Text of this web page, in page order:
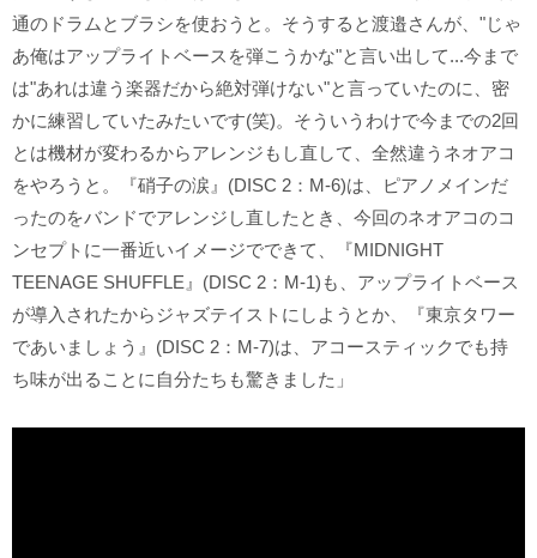
通のドラムとブラシを使おうと。そうすると渡邉さんが、"じゃ
あ俺はアップライトベースを弾こうかな"と言い出して...今まで
は"あれは違う楽器だから絶対弾けない"と言っていたのに、密
かに練習していたみたいです(笑)。そういうわけで今までの2回
とは機材が変わるからアレンジもし直して、全然違うネオアコ
をやろうと。『硝子の涙』(DISC 2：M-6)は、ピアノメインだ
ったのをバンドでアレンジし直したとき、今回のネオアコのコ
ンセプトに一番近いイメージでできて、『MIDNIGHT
TEENAGE SHUFFLE』(DISC 2：M-1)も、アップライトベース
が導入されたからジャズテイストにしようとか、『東京タワー
であいましょう』(DISC 2：M-7)は、アコースティックでも持
ち味が出ることに自分たちも驚きました」